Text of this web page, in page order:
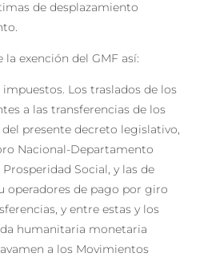
de desplazamiento
la exención del GMF así:
impuestos. Los traslados de los
a las transferencias de los
presente decreto legislativo,
Nacional-Departamento
Social, y las de
operadores de pago por giro
y entre estas y los
humanitaria monetaria
a los Movimientos